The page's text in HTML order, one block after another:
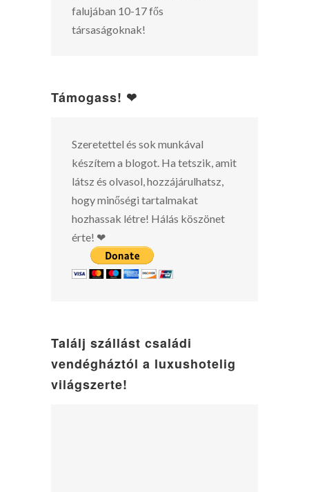
falujában 10-17 fős
társaságoknak!
Támogass! ❤
Szeretettel és sok munkával
készítem a blogot. Ha tetszik, amit
látsz és olvasol, hozzájárulhatsz,
hogy minőségi tartalmakat
hozhassak létre! Hálás köszönet
érte! ❤
Találj szállást családi
vendégháztól a luxushotelig
világszerte!